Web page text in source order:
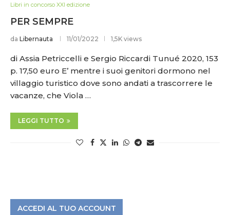
Libri in concorso XXI edizione
PER SEMPRE
da Libernauta 11/01/2022 1,5K views
di Assia Petriccelli e Sergio Riccardi Tunué 2020, 153
p. 17,50 euro E’ mentre i suoi genitori dormono nel
villaggio turistico dove sono andati a trascorrere le
vacanze, che Viola …
LEGGI TUTTO
ACCEDI AL TUO ACCOUNT